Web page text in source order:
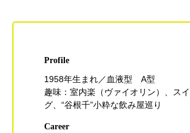
Profile
1958年生まれ／血液型 A型
趣味：室内楽（ヴァイオリン）、ス
グ、“谷根千”小粋な飲み屋巡り
Career